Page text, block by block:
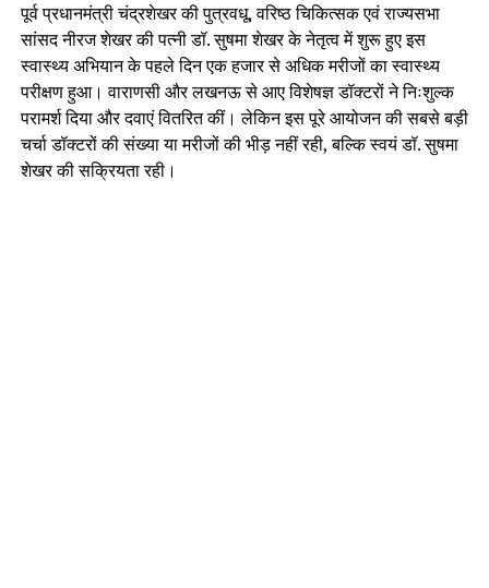
पूर्व प्रधानमंत्री चंद्रशेखर की पुत्रवधू, वरिष्ठ चिकित्सक एवं राज्यसभा
सांसद नीरज शेखर की पत्नी डॉ. सुषमा शेखर के नेतृत्व में शुरू हुए इस
स्वास्थ्य अभियान के पहले दिन एक हजार से अधिक मरीजों का स्वास्थ्य
परीक्षण हुआ। वाराणसी और लखनऊ से आए विशेषज्ञ डॉक्टरों ने निःशुल्क
परामर्श दिया और दवाएं वितरित कीं। लेकिन इस पूरे आयोजन की सबसे बड़ी
चर्चा डॉक्टरों की संख्या या मरीजों की भीड़ नहीं रही, बल्कि स्वयं डॉ. सुषमा
शेखर की सक्रियता रही।